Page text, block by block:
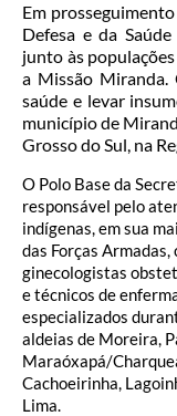
Em
Defesa e da
junto às
a Missão Miranda.
saúde e levar
município de
Grosso do Sul, na
O Polo Base da
responsável pelo
indígenas, em sua
das Forças
ginecologistas
e técnicos de
especializados
aldeias de Moreira,
Maraóxapá/
Cachoeirinha,
Lima.